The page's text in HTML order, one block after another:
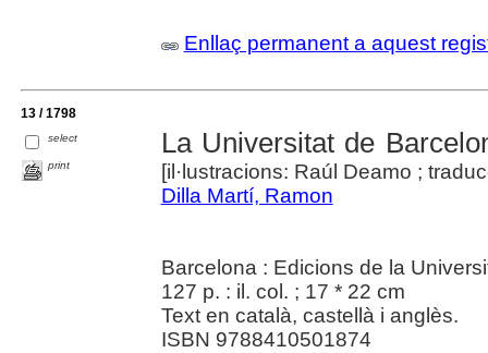
Enllaç permanent a aquest
13 / 1798
select
print
La Universitat de
[il·lustracions: Raúl Deamo ;
Dilla Martí, Ramon
Barcelona : Edicions de la
127 p. : il. col. ; 17 * 22 cm
Text en català, castellà i anglès.
ISBN 9788410501874